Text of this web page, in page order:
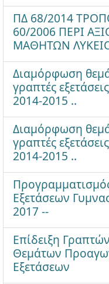
ΠΔ 68/2014
60/2006 ΠΕΡΙ
ΜΑΘΗΤΩΝ
Διαμόρφωση
γραπτές
2014-2015 ..
Διαμόρφωση
γραπτές
2014-2015 ..
Εξετάσεων
2017 --
Επίδειξη
Θεμάτων
Εξετάσεων